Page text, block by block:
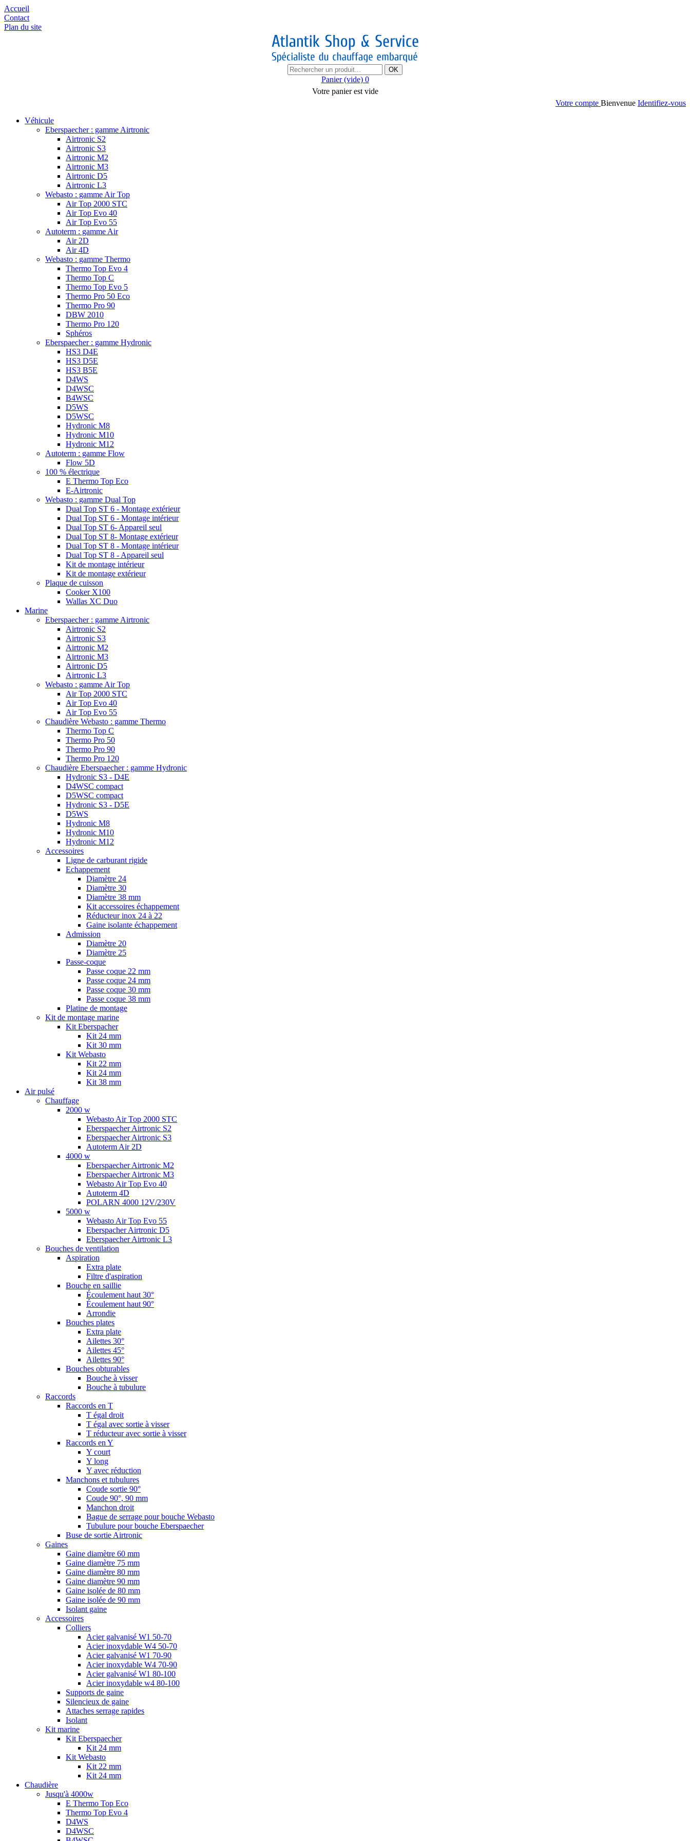
Accueil
Contact
Plan du site
OK
Panier (vide) 0
Votre panier est vide
Votre compte Bienvenue Identifiez-vous
Véhicule
Eberspaecher : gamme Airtronic
Airtronic S2
Airtronic S3
Airtronic M2
Airtronic M3
Airtronic D5
Airtronic L3
Webasto : gamme Air Top
Air Top 2000 STC
Air Top Evo 40
Air Top Evo 55
Autoterm : gamme Air
Air 2D
Air 4D
Webasto : gamme Thermo
Thermo Top Evo 4
Thermo Top C
Thermo Top Evo 5
Thermo Pro 50 Eco
Thermo Pro 90
DBW 2010
Thermo Pro 120
Sphéros
Eberspaecher : gamme Hydronic
HS3 D4E
HS3 D5E
HS3 B5E
D4WS
D4WSC
B4WSC
D5WS
D5WSC
Hydronic M8
Hydronic M10
Hydronic M12
Autoterm : gamme Flow
Flow 5D
100 % électrique
E Thermo Top Eco
E-Airtronic
Webasto : gamme Dual Top
Dual Top ST 6 - Montage extérieur
Dual Top ST 6 - Montage intérieur
Dual Top ST 6- Appareil seul
Dual Top ST 8- Montage extérieur
Dual Top ST 8 - Montage intérieur
Dual Top ST 8 - Appareil seul
Kit de montage intérieur
Kit de montage extérieur
Plaque de cuisson
Cooker X100
Wallas XC Duo
Marine
Eberspaecher : gamme Airtronic
Airtronic S2
Airtronic S3
Airtronic M2
Airtronic M3
Airtronic D5
Airtronic L3
Webasto : gamme Air Top
Air Top 2000 STC
Air Top Evo 40
Air Top Evo 55
Chaudière Webasto : gamme Thermo
Thermo Top C
Thermo Pro 50
Thermo Pro 90
Thermo Pro 120
Chaudière Eberspaecher : gamme Hydronic
Hydronic S3 - D4E
D4WSC compact
D5WSC compact
Hydronic S3 - D5E
D5WS
Hydronic M8
Hydronic M10
Hydronic M12
Accessoires
Ligne de carburant rigide
Echappement
Diamètre 24
Diamètre 30
Diamètre 38 mm
Kit accessoires échappement
Réducteur inox 24 à 22
Gaine isolante échappement
Admission
Diamètre 20
Diamètre 25
Passe-coque
Passe coque 22 mm
Passe coque 24 mm
Passe coque 30 mm
Passe coque 38 mm
Platine de montage
Kit de montage marine
Kit Eberspacher
Kit 24 mm
Kit 30 mm
Kit Webasto
Kit 22 mm
Kit 24 mm
Kit 38 mm
Air pulsé
Chauffage
2000 w
Webasto Air Top 2000 STC
Eberspaecher Airtronic S2
Eberspaecher Airtronic S3
Autoterm Air 2D
4000 w
Eberspaecher Airtronic M2
Eberspaecher Airtronic M3
Webasto Air Top Evo 40
Autoterm 4D
POLARN 4000 12V/230V
5000 w
Webasto Air Top Evo 55
Eberspacher Airtronic D5
Eberspaecher Airtronic L3
Bouches de ventilation
Aspiration
Extra plate
Filtre d'aspiration
Bouche en saillie
Écoulement haut 30°
Écoulement haut 90°
Arrondie
Bouches plates
Extra plate
Ailettes 30°
Ailettes 45°
Ailettes 90°
Bouches obturables
Bouche à visser
Bouche à tubulure
Raccords
Raccords en T
T égal droit
T égal avec sortie à visser
T réducteur avec sortie à visser
Raccords en Y
Y court
Y long
Y avec réduction
Manchons et tubulures
Coude sortie 90°
Coude 90°, 90 mm
Manchon droit
Bague de serrage pour bouche Webasto
Tubulure pour bouche Eberspaecher
Buse de sortie Airtronic
Gaines
Gaine diamètre 60 mm
Gaine diamètre 75 mm
Gaine diamètre 80 mm
Gaine diamètre 90 mm
Gaine isolée de 80 mm
Gaine isolée de 90 mm
Isolant gaine
Accessoires
Colliers
Acier galvanisé W1 50-70
Acier inoxydable W4 50-70
Acier galvanisé W1 70-90
Acier inoxydable W4 70-90
Acier galvanisé W1 80-100
Acier inoxydable w4 80-100
Supports de gaine
Silencieux de gaine
Attaches serrage rapides
Isolant
Kit marine
Kit Eberspaecher
Kit 24 mm
Kit Webasto
Kit 22 mm
Kit 24 mm
Chaudière
Jusqu'à 4000w
E Thermo Top Eco
Thermo Top Evo 4
D4WS
D4WSC